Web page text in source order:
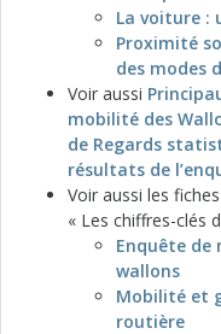
La voiture :
Proximité
des modes
Voir aussi
mobilité des
de Regards
résultats de
Voir aussi les
« Les chiffres-clés
Enquête de
wallons
Mobilité et
routière